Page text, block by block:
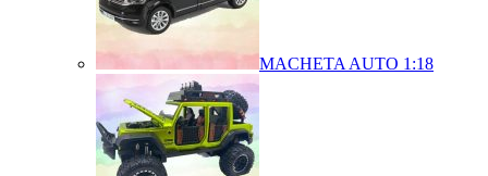
MACHETA AUTO 1:18